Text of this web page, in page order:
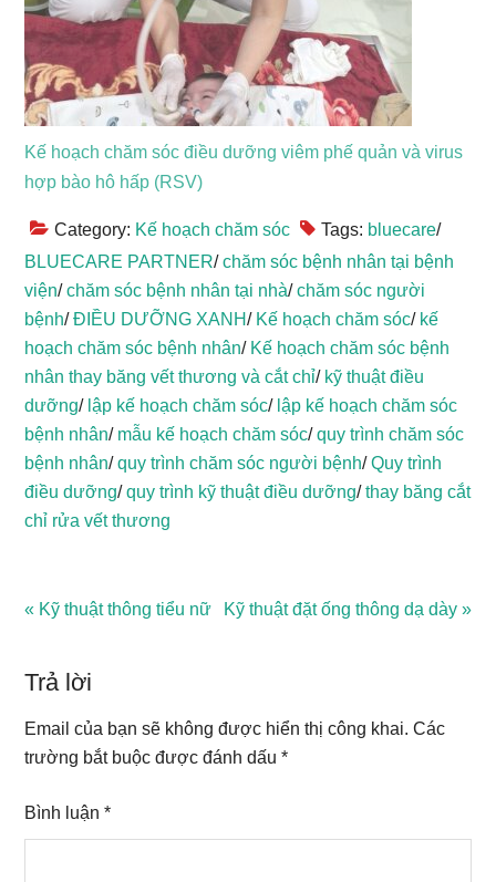
Kế hoạch chăm sóc điều dưỡng viêm phế quản và virus
hợp bào hô hấp (RSV)
Category: Kế hoạch chăm sóc Tags: bluecare/
BLUECARE PARTNER/chăm sóc bệnh nhân tại bệnh
viện/chăm sóc bệnh nhân tại nhà/chăm sóc người
bệnh/ĐIỀU DƯỠNG XANH/ Kế hoạch chăm sóc/ kế
hoạch chăm sóc bệnh nhân/ Kế hoạch chăm sóc bệnh
nhân thay băng vết thương và cắt chỉ/ kỹ thuật điều
dưỡng/ lập kế hoạch chăm sóc/ lập kế hoạch chăm sóc
bệnh nhân/ mẫu kế hoạch chăm sóc/quy trình chăm sóc
bệnh nhân/quy trình chăm sóc người bệnh/Quy trình
điều dưỡng/quy trình kỹ thuật điều dưỡng/thay băng cắt
chỉ rửa vết thương
Previous
« Kỹ thuật thông tiểu nữ
Next
Kỹ thuật đặt ống thông dạ dày »
Interactions
Trả lời
Email của bạn sẽ không được hiển thị công khai. Các
trường bắt buộc được đánh dấu*
Bình luận*